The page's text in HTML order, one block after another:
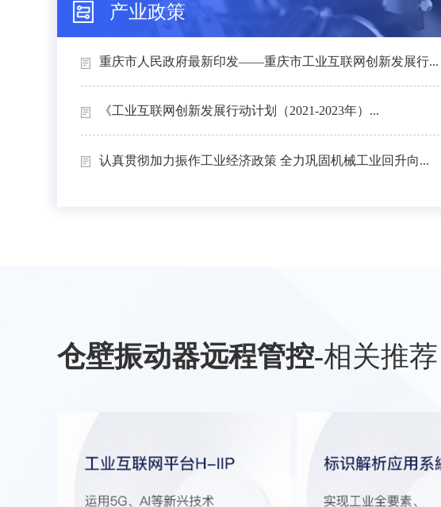
产业政策
重庆市人民政府最新印发——重庆市工业互联网创新发展行...
《工业互联网创新发展行动计划（2021-2023年）...
认真贯彻加力振作工业经济政策 全力巩固机械工业回升向...
仓壁振动器远程管控-相关推荐